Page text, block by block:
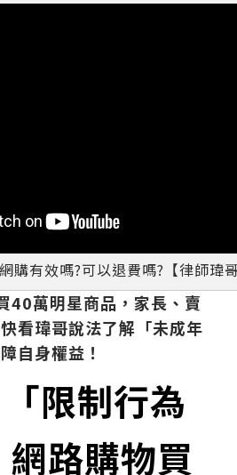
購有效嗎?可以退費嗎?【律師瑋
40萬明星商品，家長、賣
看瑋哥說法了解「未成年
自身權益！
限制行為
路購物買